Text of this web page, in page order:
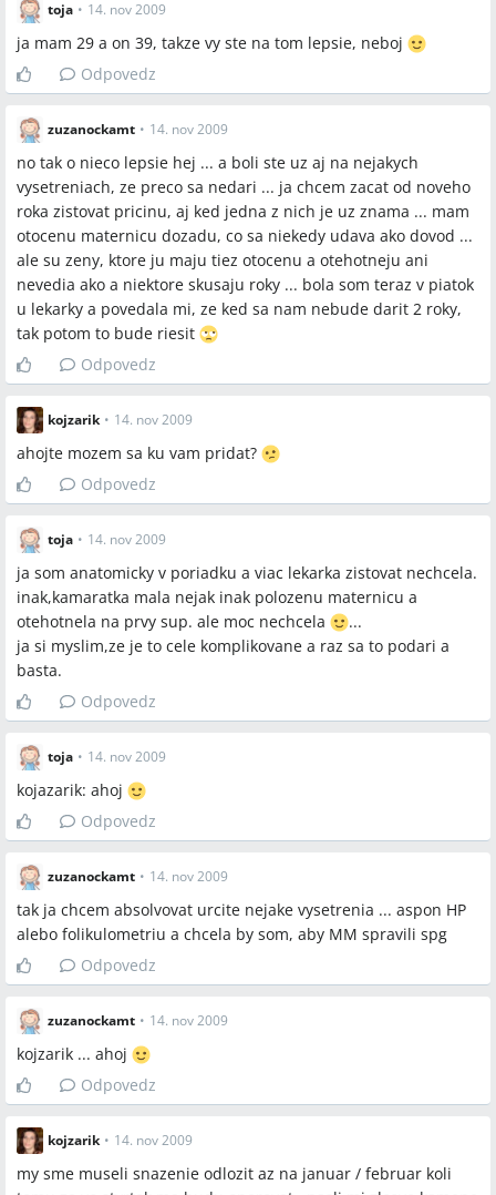
toja • 14. nov 2009
ja mam 29 a on 39, takze vy ste na tom lepsie, neboj
Odpovedz
zuzanockamt • 14. nov 2009
no tak o nieco lepsie hej ... a boli ste uz aj na nejakych
vysetreniach, ze preco sa nedari ... ja chcem zacat od noveho
roka zistovat pricinu, aj ked jedna z nich je uz znama ... mam
otocenu maternicu dozadu, co sa niekedy udava ako dovod ...
ale su zeny, ktore ju maju tiez otocenu a otehotneju ani
nevedia ako a niektore skusaju roky ... bola som teraz v piatok
u lekarky a povedala mi, ze ked sa nam nebude darit 2 roky,
tak potom to bude riesit
Odpovedz
kojzarik • 14. nov 2009
ahojte mozem sa ku vam pridat?
Odpovedz
toja • 14. nov 2009
ja som anatomicky v poriadku a viac lekarka zistovat nechcela.
inak,kamaratka mala nejak inak polozenu maternicu a
otehotnela na prvy sup. ale moc nechcela
...
ja si myslim,ze je to cele komplikovane a raz sa to podari a
basta.
Odpovedz
toja • 14. nov 2009
kojazarik: ahoj
Odpovedz
zuzanockamt • 14. nov 2009
tak ja chcem absolvovat urcite nejake vysetrenia ... aspon HP
alebo folikulometriu a chcela by som, aby MM spravili spg
Odpovedz
zuzanockamt • 14. nov 2009
kojzarik ... ahoj
Odpovedz
kojzarik • 14. nov 2009
my sme museli snazenie odlozit az na januar / februar koli